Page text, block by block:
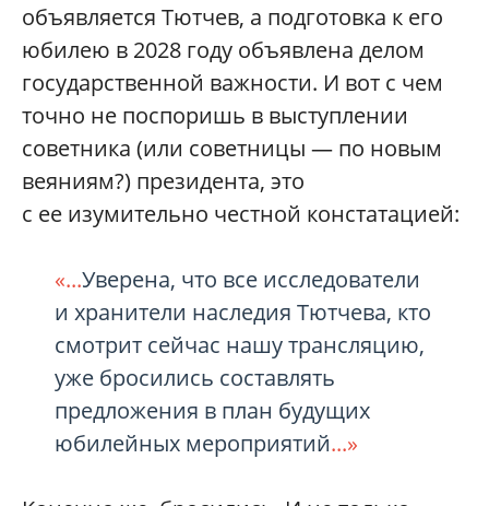
объявляется Тютчев, а подготовка к его
юбилею в 2028 году объявлена делом
государственной важности. И вот с чем
точно не поспоришь в выступлении
советника (или советницы — по новым
веяниям?) президента, это
с ее изумительно честной констатацией:
«...Уверена, что все исследователи
и хранители наследия Тютчева, кто
смотрит сейчас нашу трансляцию,
уже бросились составлять
предложения в план будущих
юбилейных мероприятий...»